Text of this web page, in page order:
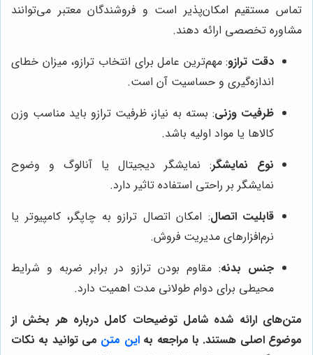
تماس مستقیم امکان‌پذیر است و فروشندگان معتبر می‌توانند
مشاوره تخصصی ارائه دهند.
دقت ترازو: مهم‌ترین عامل برای انتخاب ترازو، میزان خطای
اندازه‌گیری و حساسیت آن است.
ظرفیت وزنی: بسته به نیاز، ظرفیت ترازو باید مناسب وزن
کالاها یا مواد اولیه باشد.
نوع نمایشگر: نمایشگر دیجیتال یا آنالوگ و وضوح
نمایشگر بر راحتی استفاده تاثیر دارد.
قابلیت اتصال: امکان اتصال ترازو به چاپگر، کامپیوتر یا
نرم‌افزارهای مدیریت فروش.
جنس بدنه: مقاوم بودن ترازو در برابر ضربه و شرایط
محیطی برای دوام طولانی مدت اهمیت دارد.
متن‌های ارائه شده شامل توضیحات کامل درباره هر بخش از
موضوع اصلی هستند. با مراجعه بهاین متن می توانید به نکات